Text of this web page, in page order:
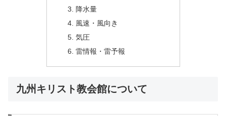
降水量
風速・風向き
気圧
雷情報・雷予報
九州キリスト教会館について